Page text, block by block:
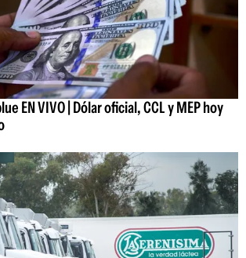
EN VIVO | Dólar oficial, CCL y MEP hoy